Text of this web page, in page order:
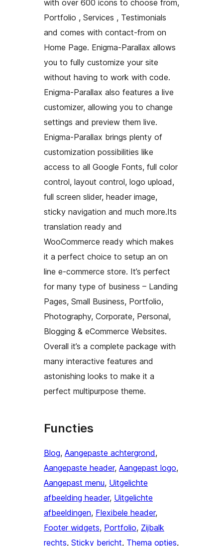
with over 600 icons to choose from,
Portfolio , Services , Testimonials
and comes with contact-from on
Home Page. Enigma-Parallax allows
you to fully customize your site
without having to work with code.
Enigma-Parallax also features a live
customizer, allowing you to change
settings and preview them live.
Enigma-Parallax brings plenty of
customization possibilities like
access to all Google Fonts, full color
control, layout control, logo upload,
full screen slider, header image,
sticky navigation and much more.Its
translation ready and
WooCommerce ready which makes
it a perfect choice to setup an on
line e-commerce store. It’s perfect
for many type of business – Landing
Pages, Small Business, Portfolio,
Photography, Corporate, Personal,
Blogging & eCommerce Websites.
Overall it’s a complete package with
many interactive features and
astonishing looks to make it a
perfect multipurpose theme.
Functies
Blog, Aangepaste achtergrond
Aangepaste header, Aangepast logo
Aangepast menu, Uitgelichte
afbeelding header, Uitgelichte
afbeeldingen, Flexibele header
Footer widgets, Portfolio, Zijbalk
rechts, Sticky bericht, Thema opties